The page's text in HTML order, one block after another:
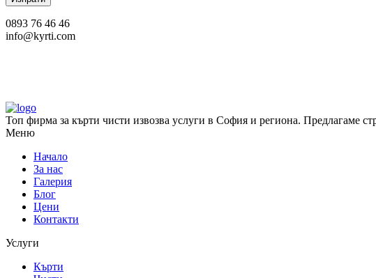
0893 76 46 46
info@kyrti.com
Топ фирма за кърти чисти извозва услуги в София и региона. Предлагаме
Меню
Начало
За нас
Галерия
Блог
Цени
Контакти
Услуги
Кърти